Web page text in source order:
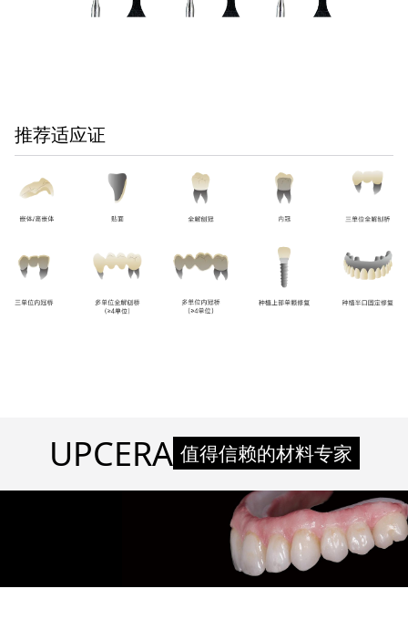
推荐适应证
UPCERA 值得信赖的材料专家